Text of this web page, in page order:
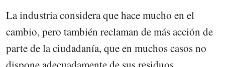
La industria considera que hace mucho en el
cambio, pero también reclaman de más acción de
parte de la ciudadanía, que en muchos casos no